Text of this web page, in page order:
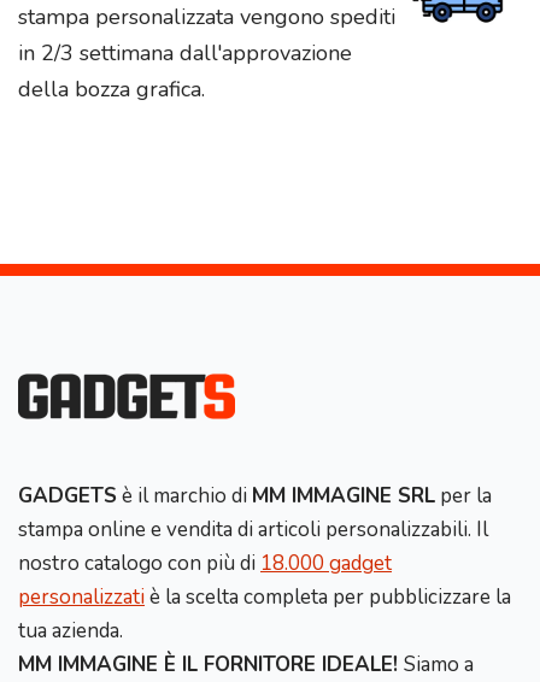
stampa personalizzata vengono spediti
in 2/3 settimana dall'approvazione
della bozza grafica.
GADGETS è il marchio di MM IMMAGINE SRL per la
stampa online e vendita di articoli personalizzabili. Il
nostro catalogo con più di 18.000 gadget
personalizzatiè la scelta completa per pubblicizzare la
tua azienda.
MM IMMAGINE È IL FORNITORE IDEALE! Siamo a